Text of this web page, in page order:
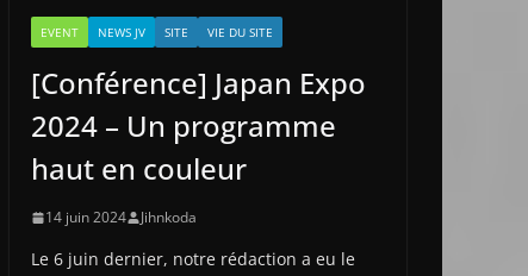
EVENT NEWS JV SITE VIE DU SITE
[Conférence] Japan Expo
2024 – Un programme
haut en couleur
14 juin 2024 Jihnkoda
Le 6 juin dernier, notre rédaction a eu le